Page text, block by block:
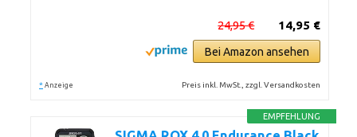
14,95 €
24,95 €
Bei Amazon ansehen
* Anzeige Preis inkl. MwSt., zzgl. Versandkosten
EMPFEHLUNG